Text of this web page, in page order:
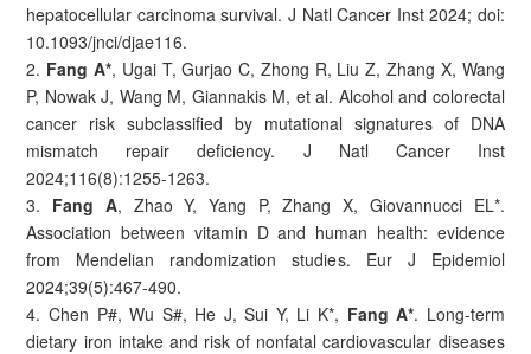
hepatocellular carcinoma survival. J Natl Cancer Inst 2024; doi:
10.1093/jnci/djae116.
2. Fang A*, Ugai T, Gurjao C, Zhong R, Liu Z, Zhang X, Wang
P, Nowak J, Wang M, Giannakis M, et al. Alcohol and colorectal
cancer risk subclassified by mutational signatures of DNA
mismatch repair deficiency. J Natl Cancer Inst
2024;116(8):1255-1263.
3. Fang A, Zhao Y, Yang P, Zhang X, Giovannucci EL*.
Association between vitamin D and human health: evidence
from Mendelian randomization studies. Eur J Epidemiol
2024;39(5):467-490.
4. Chen P#, Wu S#, He J, Sui Y, Li K*, Fang A*. Long-term
dietary iron intake and risk of nonfatal cardiovascular diseases